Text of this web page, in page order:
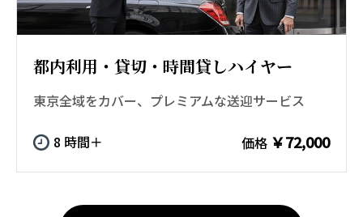
都内利用・貸切・時間貸しハイヤー
東京全域をカバー、プレミアムな送迎サービス
8 時間＋ 価格 ￥72,000